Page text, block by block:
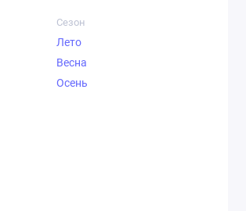
Сезон
Лето
Весна
Осень